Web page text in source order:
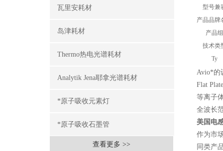
瓦里安耗材
岛津耗材
Thermo热电光谱耗材
Analytik Jena耶拿光谱耗材
*原子吸收元素灯
*原子吸收石墨管
查看更多 >>
型号兼
产品品牌
产品组
技术类
Ty
Avio*的
Flat
等离子
全波长
美国电
作为市
同类产